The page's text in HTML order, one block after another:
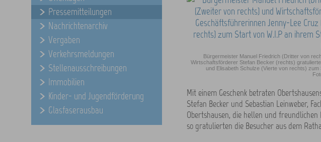
Pressemitteilungen
Nachrichtenarchiv
Vergaben
Verkehrsmeldungen
Stellenausschreibungen
Immobilien
Kinder- und Jugendförderung
Glasfaserausbau
Bürgermeister Manuel Friedrich (Dritter von
Wirtschaftsförderer Stefan Becker (rechts)
und Elisabeth Schulze (Vierte von rechts)
Mit einem Geschenk betraten
Stefan Becker und Sebastian Leinweber,
Obertshausen, die hellen und
so gratulierten die Besucher aus dem